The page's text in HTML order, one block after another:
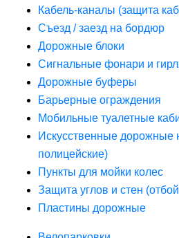
Кабель-каналы (защита
Съезд / заезд на бордюр
Дорожные блоки
Сигнальные фонари и
Дорожные буферы
Барьерные ограждения
Мобильные туалетные
Искусственные дорожные
полицейские)
Пункты для мойки колес
Защита углов и стен
Пластины дорожные